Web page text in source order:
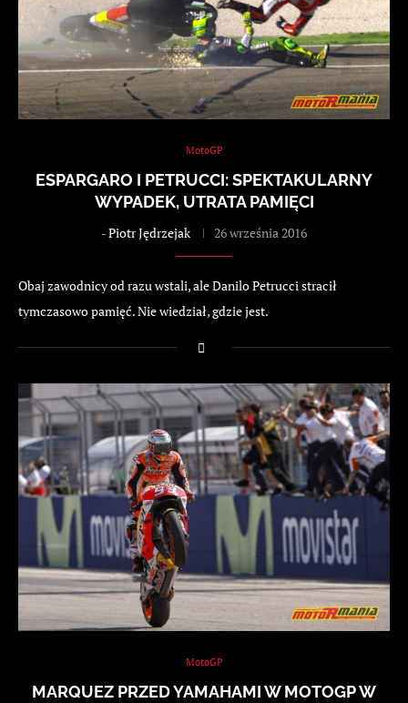
MotoGP
ESPARGARO I PETRUCCI: SPEKTAKULARNY
WYPADEK, UTRATA PAMIĘCI
-Piotr Jędrzejak 26 września 2016
Obaj zawodnicy od razu wstali, ale Danilo Petrucci stracił
tymczasowo pamięć. Nie wiedział, gdzie jest.
MotoGP
MARQUEZ PRZED YAMAHAMI W MOTOGP W